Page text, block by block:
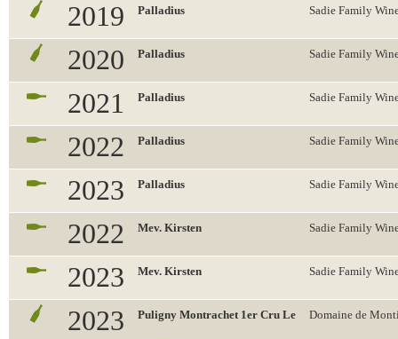
2019 Palladius Sadie Family
2020 Palladius Sadie Family
2021 Palladius Sadie Family
2022 Palladius Sadie Family
2023 Palladius Sadie Family
2022 Mev. Kirsten Sadie Family
2023 Mev. Kirsten Sadie Family
2023 Puligny Montrachet 1er Cru Le Domaine de